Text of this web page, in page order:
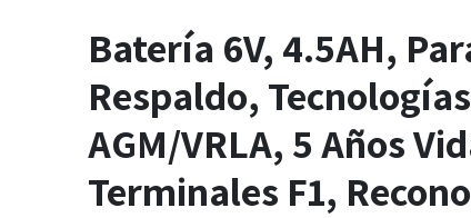
Batería 6V, 4.5AH,
Respaldo, Tecnologías
AGM/VRLA, 5 Años
Terminales F1,